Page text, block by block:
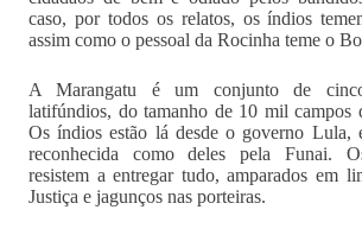
caso, por todos os relatos, os índios
assim como o pessoal da Rocinha teme o
A Marangatu é um conjunto de
latifúndios, do tamanho de 10 mil campos
Os índios estão lá desde o governo Lula,
reconhecida como deles pela Funai.
resistem a entregar tudo, amparados em
Justiça e jagunços nas porteiras.